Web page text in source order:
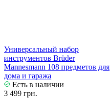
Универсальный набор
инструментов Brüder
Mannesmann 108 предметов для
дома и гаража
Есть в наличии
3 499 грн.